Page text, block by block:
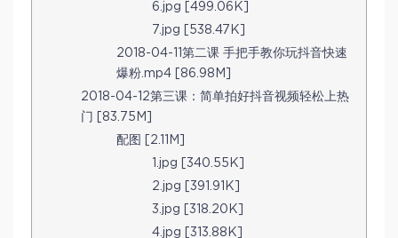
6.jpg [499.06K]
7.jpg [538.47K]
2018-04-11第二课 手把手教你玩抖音快速
爆粉.mp4 [86.98M]
2018-04-12第三课：简单拍好抖音视频轻松上热
门 [83.75M]
配图 [2.11M]
1.jpg [340.55K]
2.jpg [391.91K]
3.jpg [318.20K]
4.jpg [313.88K]